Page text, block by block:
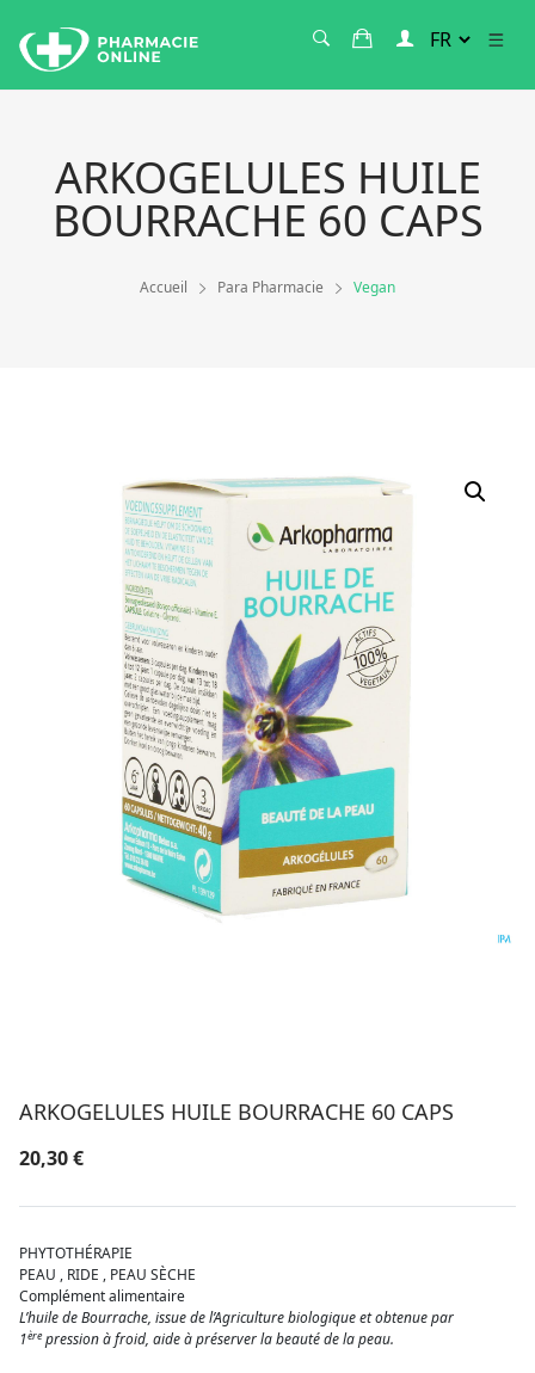
ARKOGELULES HUILE
BOURRACHE 60 CAPS
Accueil Para Pharmacie Vegan
ARKOGELULES HUILE BOURRACHE 60 CAPS
20,30€
PHYTOTHÉRAPIE
PEAU , RIDE , PEAU SÈCHE
Complément alimentaire
L’huile de Bourrache, issue de l’Agriculture biologique et obtenue par
1èrepression à froid, aide à préserver la beauté de la peau.